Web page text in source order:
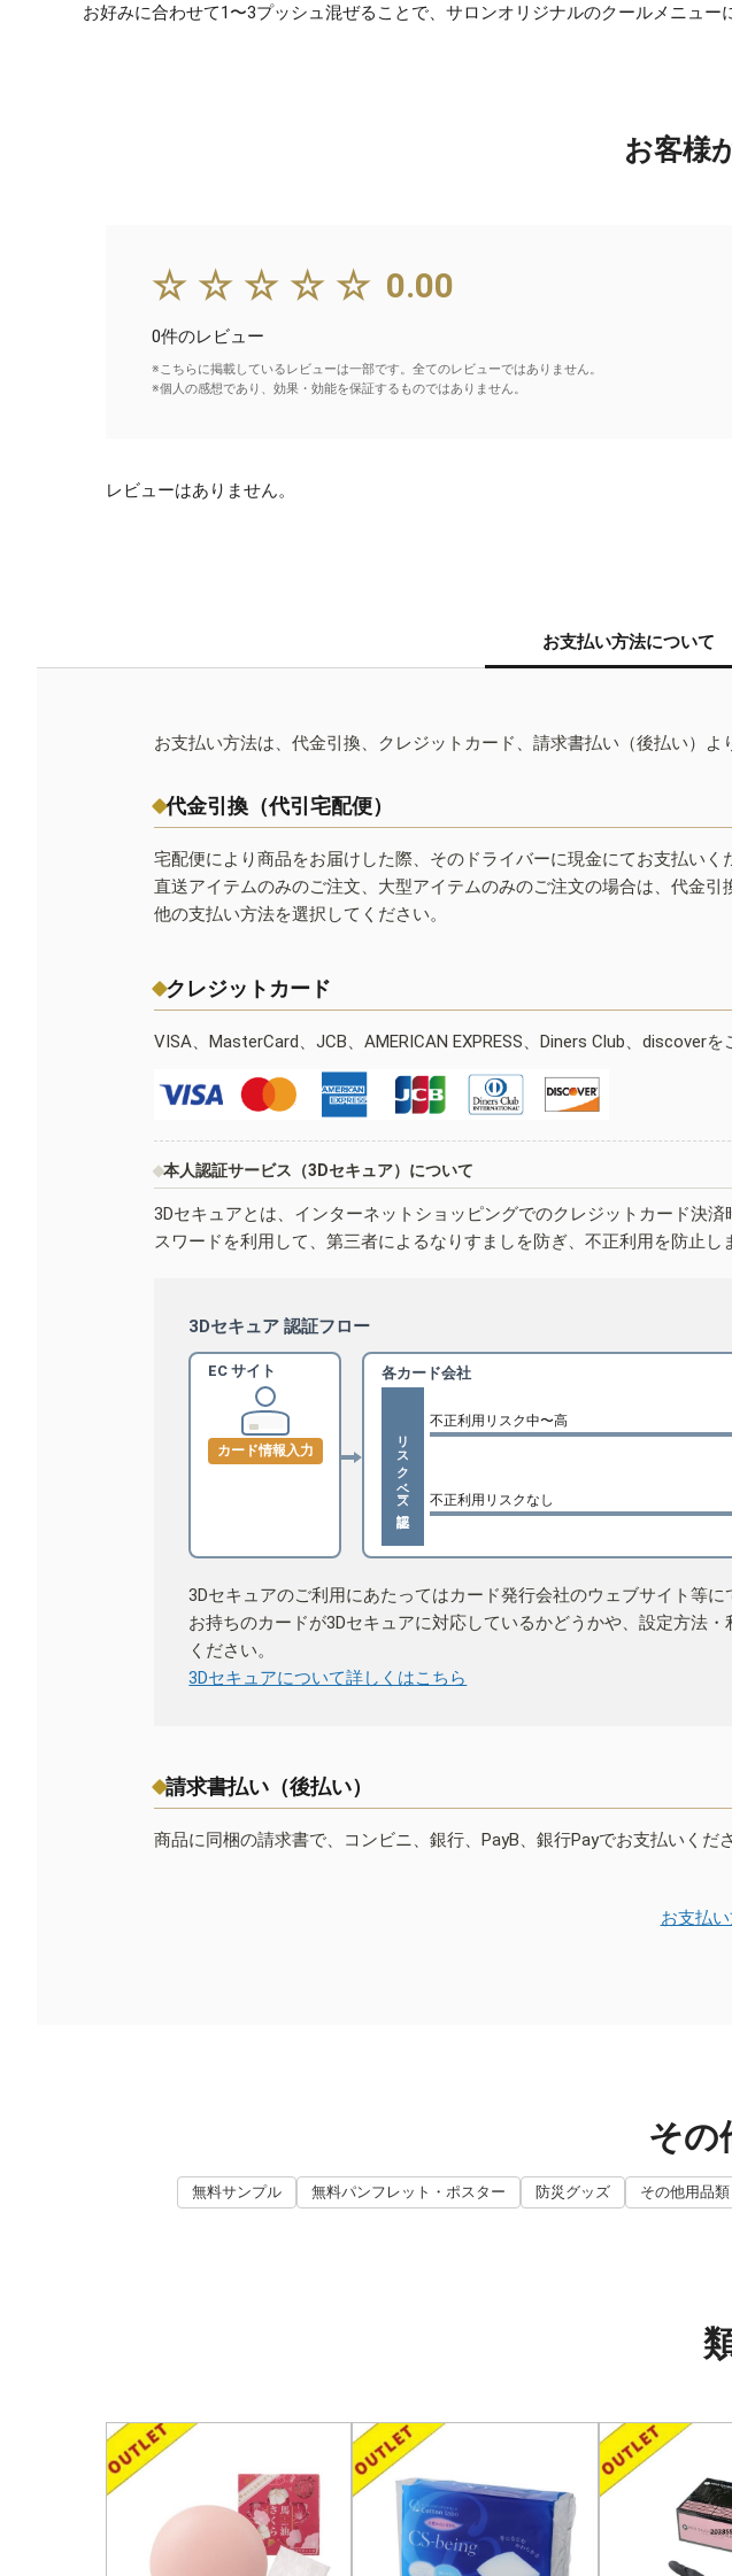
お好みに合わせて1〜3プッシュ混ぜることで、サロンオリジナルのクールメニュー
お客様
☆☆☆☆☆ 0.00
0件のレビュー
※こちらに掲載しているレビューは一部です。全てのレビューではありません。
※個人の感想であり、効果・効能を保証するものではありません。
レビューはありません。
お支払い方法について
お支払い方法は、代金引換、クレジットカード、請求書払い（後払い）よ
代金引換（代引宅配便）
宅配便により商品をお届けした際、そのドライバーに現金にてお支払いく
直送アイテムのみのご注文、大型アイテムのみのご注文の場合は、代金引
他の支払い方法を選択してください。
クレジットカード
VISA、MasterCard、JCB、AMERICAN EXPRESS、Diners Club、discoverを
本人認証サービス（3Dセキュア）について
3Dセキュアとは、インターネットショッピングでのクレジットカード決
スワードを利用して、第三者によるなりすましを防ぎ、不正利用を防止し
3Dセキュア 認証フロー
EC サイト
カード情報入力
各カード会社
リスクベース認証
不正利用リスク中〜高
不正利用リスクなし
3Dセキュアのご利用にあたってはカード発行会社のウェブサイト等
お持ちのカードが3Dセキュアに対応しているかどうかや、設定方法・
ください。
3Dセキュアについて詳しくはこちら
請求書払い（後払い）
商品に同梱の請求書で、コンビニ、銀行、PayB、銀行Payでお支払いくだ
お支払
その
無料サンプル 無料パンフレット・ポスター 防災グッズ その他用品類